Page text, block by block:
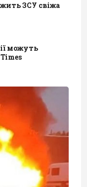
ЗСУ свіжа
можуть